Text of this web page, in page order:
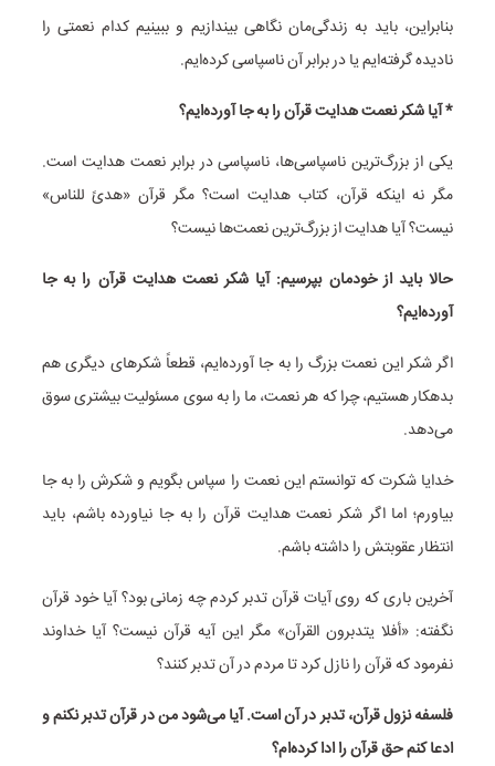
بنابراین، باید به زندگی‌مان نگاهی بیندازیم و ببینیم کدام نعمتی را
نادیده گرفته‌ایم یا در برابر آن ناسپاسی کرده‌ایم.
* آیا شکر نعمت هدایت قرآن را به جا آورده‌ایم؟
یکی از بزرگ‌ترین ناسپاسی‌ها، ناسپاسی در برابر نعمت هدایت است.
مگر نه اینکه قرآن، کتاب هدایت است؟ مگر قرآن «هدیً للناس»
نیست؟ آیا هدایت از بزرگ‌ترین نعمت‌ها نیست؟
حالا باید از خودمان بپرسیم: آیا شکر نعمت هدایت قرآن را به جا
آورده‌ایم؟
اگر شکر این نعمت بزرگ را به جا آورده‌ایم، قطعاً شکرهای دیگری هم
بدهکار هستیم، چرا که هر نعمت، ما را به سوی مسئولیت بیشتری سوق
می‌دهد.
خدایا شکرت که توانستم این نعمت را سپاس بگویم و شکرش را به جا
بیاورم؛ اما اگر شکر نعمت هدایت قرآن را به جا نیاورده باشم، باید
انتظار عقوبتش را داشته باشم.
آخرین باری که روی آیات قرآن تدبر کردم چه زمانی بود؟ آیا خود قرآن
نگفته: «أفلا یتدبرون القرآن» مگر این آیه قرآن نیست؟ آیا خداوند
نفرمود که قرآن را نازل کرد تا مردم در آن تدبر کنند؟
فلسفه نزول قرآن، تدبر در آن است. آیا می‌شود من در قرآن تدبر نکنم و
ادعا کنم حق قرآن را ادا کرده‌ام؟